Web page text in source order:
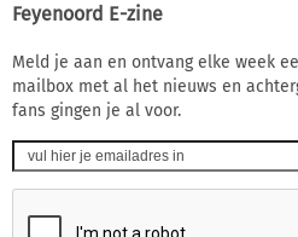
Feyenoord E-zine
Meld je aan en ontvang elke week
mailbox met al het nieuws en
fans gingen je al voor.